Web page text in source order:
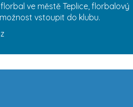
ve městě Teplice, florbalový
vstoupit do klubu.